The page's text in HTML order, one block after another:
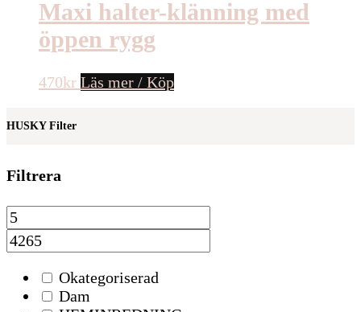
Maxi halter-klänning med
öppen rygg
470kr Läs mer / Köp
HUSKY Filter
Filtrera
Okategoriserad
Dam